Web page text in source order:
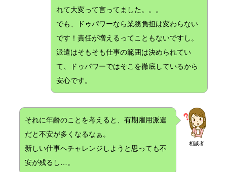
れて大変って言ってました。。。
でも、ドゥパワーなら業務負担は変わらない
です！責任が増えるってこともないですし。
派遣はそもそも仕事の範囲は決められてい
て、ドゥパワーではそこを徹底しているから
安心です。
相談者
それに年齢のことを考えると、有期雇用派遣
だと不安が多くなるなぁ。
新しい仕事へチャレンジしようと思っても不
安が残るし…。